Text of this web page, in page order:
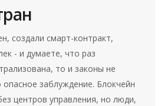
создали смарт-контракт,
- и думаете, что раз
то и законы не
опасное заблуждение. Блокчейн
центров управления, но люди,